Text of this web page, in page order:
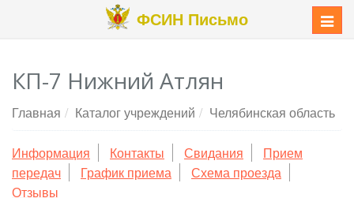
ФСИН Письмо Меню
КП-7 Нижний Атлян
Главная Каталог учреждений Челябинская область
Информация Контакты Свидания
Прием
передач
График приема
Схема проезда
Отзывы